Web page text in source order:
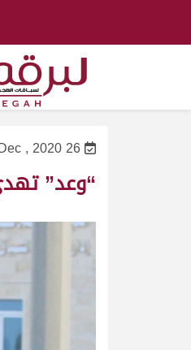
26 Dec , 2020
“وعد”